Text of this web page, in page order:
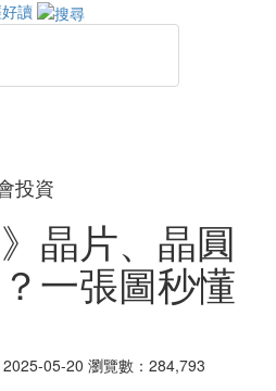
讀
投資
晶片、晶圓
一張圖秒懂
05-20 瀏覽數：284,793